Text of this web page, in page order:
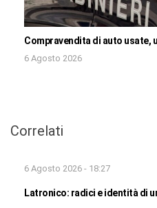
Compravendita di auto usate,
6 Agosto 2026
Correlati
6 Agosto 2026 - 18:27
Latronico: radici e identità di